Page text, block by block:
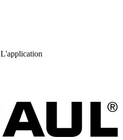
L'application